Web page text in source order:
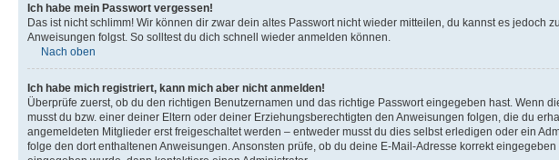
Ich habe mein Passwort vergessen!
Das ist nicht schlimm! Wir können dir zwar dein altes Passwort nicht wieder mitteilen, du kannst es jedoch
Anweisungen folgst. So solltest du dich schnell wieder anmelden können.
Nach oben
Ich habe mich registriert, kann mich aber nicht anmelden!
Überprüfe zuerst, ob du den richtigen Benutzernamen und das richtige Passwort eingegeben hast. Wenn
musst du bzw. einer deiner Eltern oder deiner Erziehungsberechtigten den Anweisungen folgen, die du
angemeldeten Mitglieder erst freigeschaltet werden – entweder musst du dies selbst erledigen oder ein
folge den dort enthaltenen Anweisungen. Ansonsten prüfe, ob du deine E-Mail-Adresse korrekt